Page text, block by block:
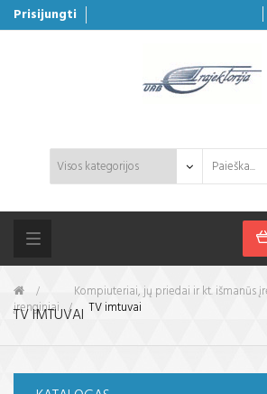
Prisijungti
Toggle
navigation
&gt; Kompiuteriai, jų priedai ir kt. išmanūs
įrenginiai > TV imtuvai
TV IMTUVAI